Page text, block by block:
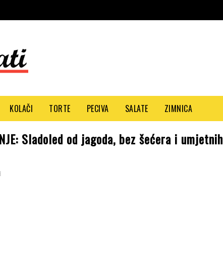
KOLAČI TORTE PECIVA SALATE ZIMNICA
Sladoled od jagoda, bez šećera i umjetnih